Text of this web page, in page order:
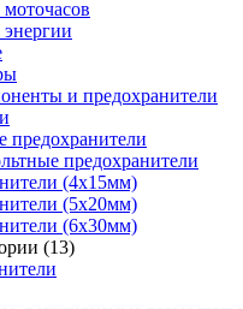
и предохранители
предохранители
(4х15мм)
(5х20мм)
(6х30мм)
(13)